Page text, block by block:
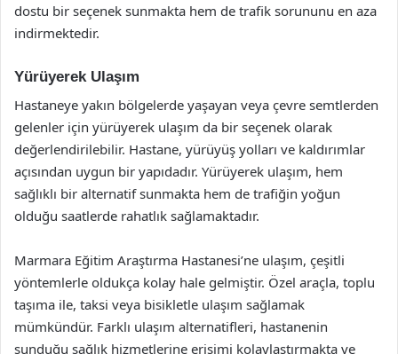
dostu bir seçenek sunmakta hem de trafik sorununu en aza
indirmektedir.
Yürüyerek Ulaşım
Hastaneye yakın bölgelerde yaşayan veya çevre semtlerden
gelenler için yürüyerek ulaşım da bir seçenek olarak
değerlendirilebilir. Hastane, yürüyüş yolları ve kaldırımlar
açısından uygun bir yapıdadır. Yürüyerek ulaşım, hem
sağlıklı bir alternatif sunmakta hem de trafiğin yoğun
olduğu saatlerde rahatlık sağlamaktadır.
Marmara Eğitim Araştırma Hastanesi’ne ulaşım, çeşitli
yöntemlerle oldukça kolay hale gelmiştir. Özel araçla, toplu
taşıma ile, taksi veya bisikletle ulaşım sağlamak
mümkündür. Farklı ulaşım alternatifleri, hastanenin
sunduğu sağlık hizmetlerine erişimi kolaylaştırmakta ve